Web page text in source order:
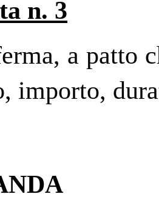
n. 3
a patto
importo,